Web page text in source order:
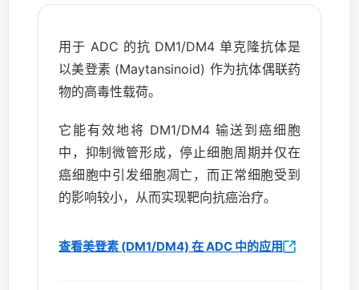
用于 ADC 的抗 DM1/DM4 单克隆抗体是
以美登素 (Maytansinoid) 作为抗体偶联药
物的高毒性载荷。
它能有效地将 DM1/DM4 输送到癌细胞
中，抑制微管形成，停止细胞周期并仅在
癌细胞中引发细胞凋亡，而正常细胞受到
的影响较小，从而实现靶向抗癌治疗。
查看美登素 (DM1/DM4) 在 ADC 中的应用